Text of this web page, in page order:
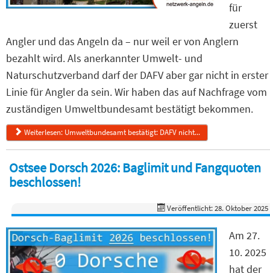
für
zuerst
Angler und das Angeln da – nur weil er von Anglern
bezahlt wird. Als anerkannter Umwelt- und
Naturschutzverband darf der DAFV aber gar nicht in erster
Linie für Angler da sein. Wir haben das auf Nachfrage vom
zuständigen Umweltbundesamt bestätigt bekommen.
Weiterlesen: Umweltbundesamt bestätigt: DAFV nicht...
Ostsee Dorsch 2026: Baglimit und Fangquoten
beschlossen!
Veröffentlicht: 28. Oktober 2025
Am 27.
10. 2025
hat der